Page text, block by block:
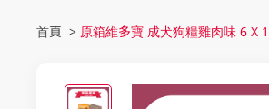
首頁 > 原箱維多寶 成犬狗糧雞肉味 6 X